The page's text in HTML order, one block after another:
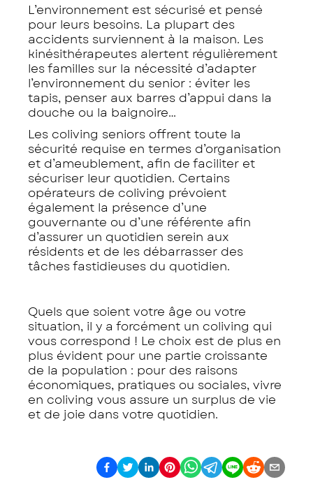
L’environnement est sécurisé et pensé
pour leurs besoins. La plupart des
accidents surviennent à la maison. Les
kinésithérapeutes alertent régulièrement
les familles sur la nécessité d’adapter
l’environnement du senior : éviter les
tapis, penser aux barres d’appui dans la
douche ou la baignoire…
Les coliving seniors offrent toute la
sécurité requise en termes d’organisation
et d’ameublement, afin de faciliter et
sécuriser leur quotidien. Certains
opérateurs de coliving prévoient
également la présence d’une
gouvernante ou d’une référente afin
d’assurer un quotidien serein aux
résidents et de les débarrasser des
tâches fastidieuses du quotidien.
Quels que soient votre âge ou votre
situation, il y a forcément un coliving qui
vous correspond ! Le choix est de plus en
plus évident pour une partie croissante
de la population : pour des raisons
économiques, pratiques ou sociales, vivre
en coliving vous assure un surplus de vie
et de joie dans votre quotidien.